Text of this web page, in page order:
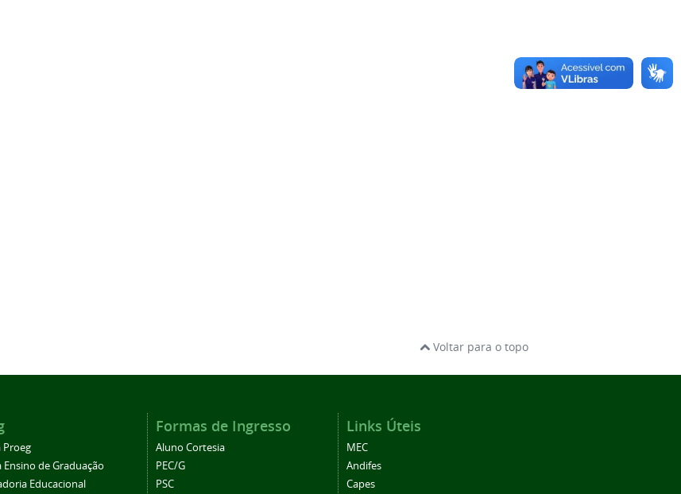
Voltar para o topo
Proeg
Ensino de Graduação
Educacional
Formas de Ingresso
Aluno Cortesia
PEC/G
PSC
Links Úteis
MEC
Andifes
Capes